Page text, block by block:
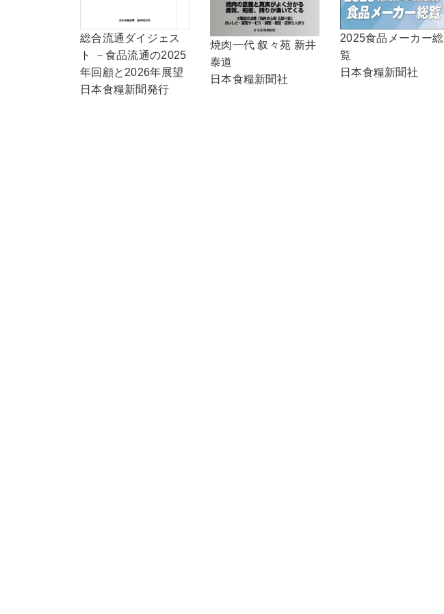
総合流通ダイジェス
ト －食品流通の2025
年回顧と2026年展望
日本食糧新聞発行
焼肉一代 叙々苑 新井
泰道
日本食糧新聞社
2025食品メーカー総
覧
日本食糧新聞社